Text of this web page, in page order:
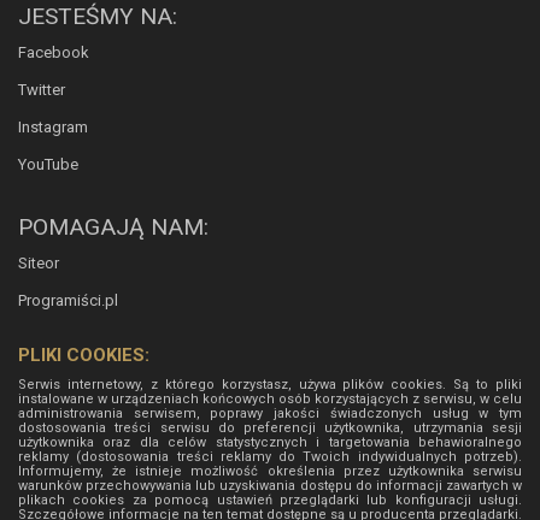
JESTEŚMY NA:
Facebook
Twitter
Instagram
YouTube
POMAGAJĄ NAM:
Siteor
Programiści.pl
PLIKI COOKIES:
Serwis internetowy, z którego korzystasz, używa plików cookies. Są to pliki
instalowane w urządzeniach końcowych osób korzystających z serwisu, w celu
administrowania serwisem, poprawy jakości świadczonych usług w tym
dostosowania treści serwisu do preferencji użytkownika, utrzymania sesji
użytkownika oraz dla celów statystycznych i targetowania behawioralnego
reklamy (dostosowania treści reklamy do Twoich indywidualnych potrzeb).
Informujemy, że istnieje możliwość określenia przez użytkownika serwisu
warunków przechowywania lub uzyskiwania dostępu do informacji zawartych w
plikach cookies za pomocą ustawień przeglądarki lub konfiguracji usługi.
Szczegółowe informacje na ten temat dostępne są u producenta przeglądarki.